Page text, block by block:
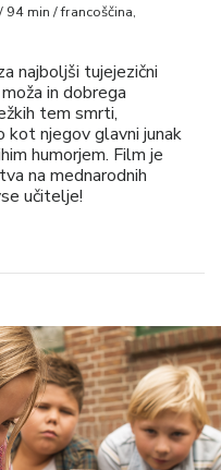
min / francoščina,
najboljši tujejezični
in dobrega
tem smrti,
kot njegov glavni junak
humorjem. Film je
na mednarodnih
učitelje!